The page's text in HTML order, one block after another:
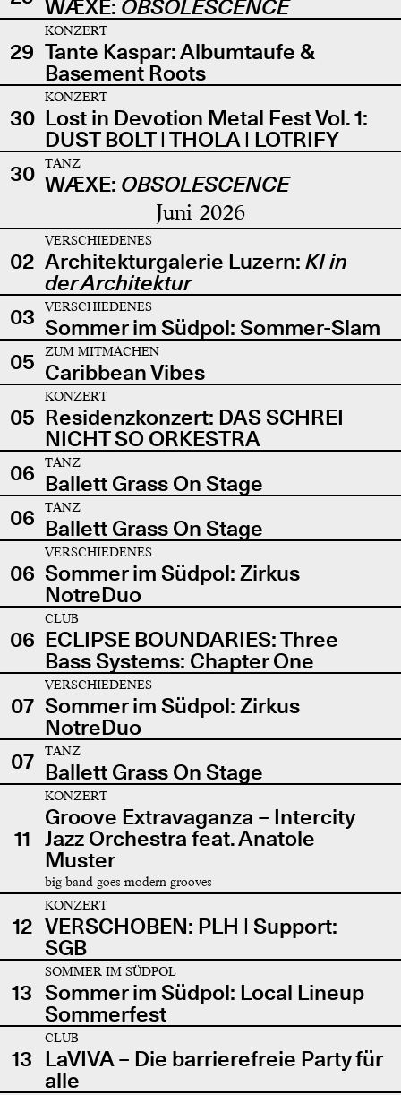
WÆXE: OBSOLESCENCE
29
KONZERT
Tante Kaspar: Albumtaufe &
Basement Roots
30
KONZERT
Lost in Devotion Metal Fest Vol. 1:
DUST BOLT | THOLA | LOTRIFY
30
TANZ
WÆXE: OBSOLESCENCE
Juni 2026
02
VERSCHIEDENES
Architekturgalerie Luzern: KI in
der Architektur
03
VERSCHIEDENES
Sommer im Südpol: Sommer-Slam
05
ZUM MITMACHEN
Caribbean Vibes
05
KONZERT
Residenzkonzert: DAS SCHREI
NICHT SO ORKESTRA
06
TANZ
Ballett Grass On Stage
06
TANZ
Ballett Grass On Stage
06
VERSCHIEDENES
Sommer im Südpol: Zirkus
NotreDuo
06
CLUB
ECLIPSE BOUNDARIES: Three
Bass Systems: Chapter One
07
VERSCHIEDENES
Sommer im Südpol: Zirkus
NotreDuo
07
TANZ
Ballett Grass On Stage
11
KONZERT
Groove Extravaganza – Intercity
Jazz Orchestra feat. Anatole
Muster
big band goes modern grooves
12
KONZERT
VERSCHOBEN: PLH | Support:
SGB
13
SOMMER IM SÜDPOL
Sommer im Südpol: Local Lineup
Sommerfest
13
CLUB
LaVIVA – Die barrierefreie Party für
alle